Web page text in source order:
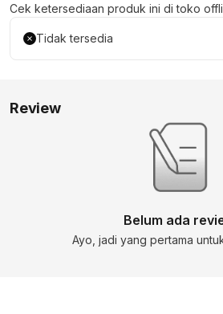
Cek ketersediaan produk ini di toko
Tidak tersedia
Review
Belum ada
Ayo, jadi yang pertama